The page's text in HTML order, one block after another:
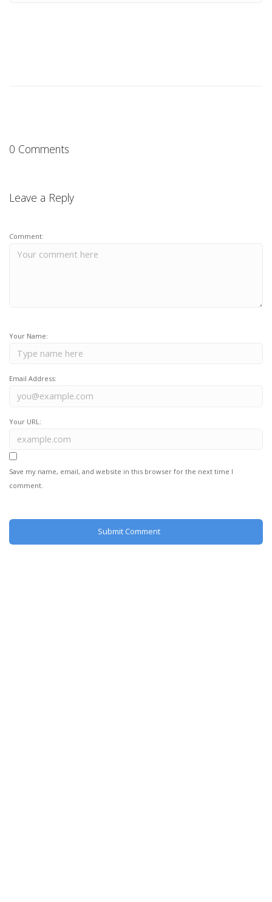
0 Comments
Leave a Reply
Comment:
Your Name:
Email Address:
Your URL:
Save my name, email, and website in this browser for the next time I
comment.